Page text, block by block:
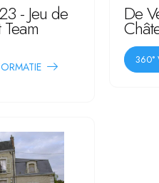
- Jeu de De
360°